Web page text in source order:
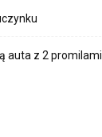
auta z 2 promilami.